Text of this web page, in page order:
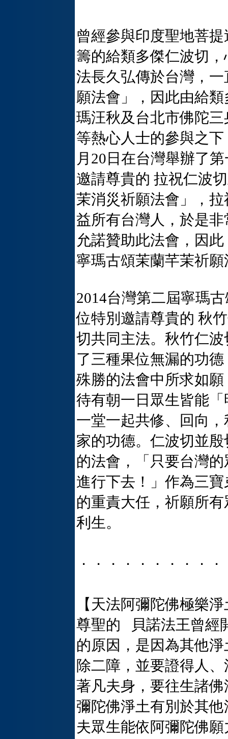
曾經參與印度聖地菩
籌的給類多傑仁波切
法長久弘傳於台灣，
願法會」，因此由給
瑪汪秋及台北市佛陀
等熱心人士的參與之
月20日在台灣舉辦了
邀請尊貴的 拉祝仁波
茉消災祈願法會」，
益所有台灣人，於是
允諾贊助此法會，因
寧瑪古頌茉蘭芊茉祈
2014台灣第二屆寧瑪
位特別邀請尊貴的 秋
切共同主法。秋竹仁
了三種果位無漏的功
殊勝的法會中所求如
待有朝一日眾生皆能
一堂一起共修、回向
家的功德。仁波切並
的法會，「只要台灣
進行下去！」作為三
的重責大任，祈願所
利生。
．．．．．．．．．
【天法阿彌陀佛極樂
尊聖的 貝諾法王曾經
的原因，是因為其他
除二障，並要證得人
著凡夫身，要往生諸
彌陀佛淨土有別於其
夫眾生能依阿彌陀佛